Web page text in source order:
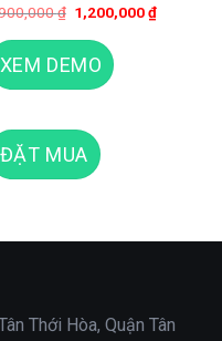
₫ Giá
gốc
là:
1,900,000 ₫.
1,200,000₫Giá
hiện
XEM DEMO
ĐẶT MUA
Thới Hòa, Quận Tân